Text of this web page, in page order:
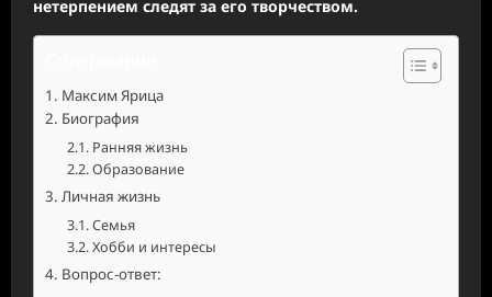
нетерпением следят за его творчеством.
Максим Ярица
Биография
Ранняя жизнь
Образование
Личная жизнь
Семья
Хобби и интересы
Вопрос-ответ: